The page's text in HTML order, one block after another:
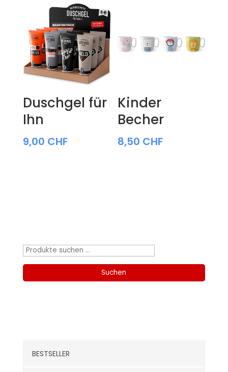
Duschgel für
Ihn
9,00 CHF
Kinder
Becher
8,50 CHF
Suchen
Suchen
BESTSELLER